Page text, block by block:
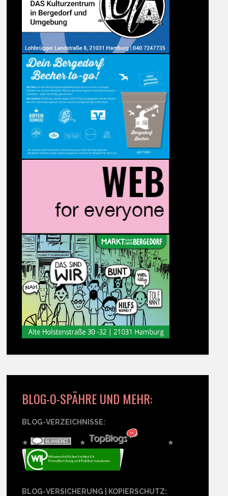
BLOG-O-SPÄHRE UND MEHR:
BLOG-VERZEICHNISSE:
★ ★ ★
BLOG-VERSICHERUNG | KOPIERSCHUTZ: